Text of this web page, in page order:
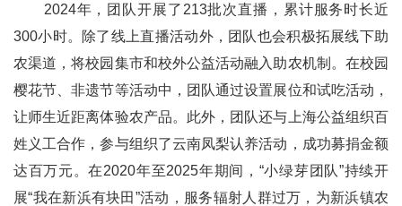
2024年，团队开展了213批次直播，累计服务时长近
300小时。除了线上直播活动外，团队也会积极拓展线下助
农渠道，将校园集市和校外公益活动融入助农机制。在校园
樱花节、非遗节等活动中，团队通过设置展位和试吃活动，
让师生近距离体验农产品。此外，团队还与上海公益组织百
姓义工合作，参与组织了云南凤梨认养活动，成功募捐金额
达百万元。在2020年至2025年期间，“小绿芽团队”持续开
展“我在新浜有块田”活动，服务辐射人群过万，为新浜镇农